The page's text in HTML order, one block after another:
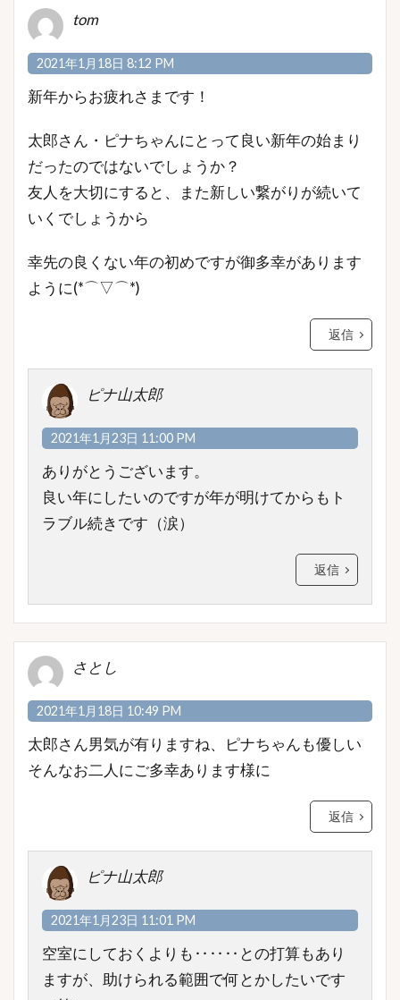
tom
2021年1月18日 8:12 PM
新年からお疲れさまです！
太郎さん・ピナちゃんにとって良い新年の始まり
だったのではないでしょうか？
友人を大切にすると、また新しい繋がりが続いて
いくでしょうから
幸先の良くない年の初めですが御多幸があります
ように(*⌒▽⌒*)
返信
ピナ山太郎
2021年1月23日 11:00 PM
ありがとうございます。
良い年にしたいのですが年が明けてからもト
ラブル続きです（涙）
返信
さとし
2021年1月18日 10:49 PM
太郎さん男気が有りますね、ピナちゃんも優しい
そんなお二人にご多幸あります様に
返信
ピナ山太郎
2021年1月23日 11:01 PM
空室にしておくよりも‥‥‥との打算もあり
ますが、助けられる範囲で何とかしたいです